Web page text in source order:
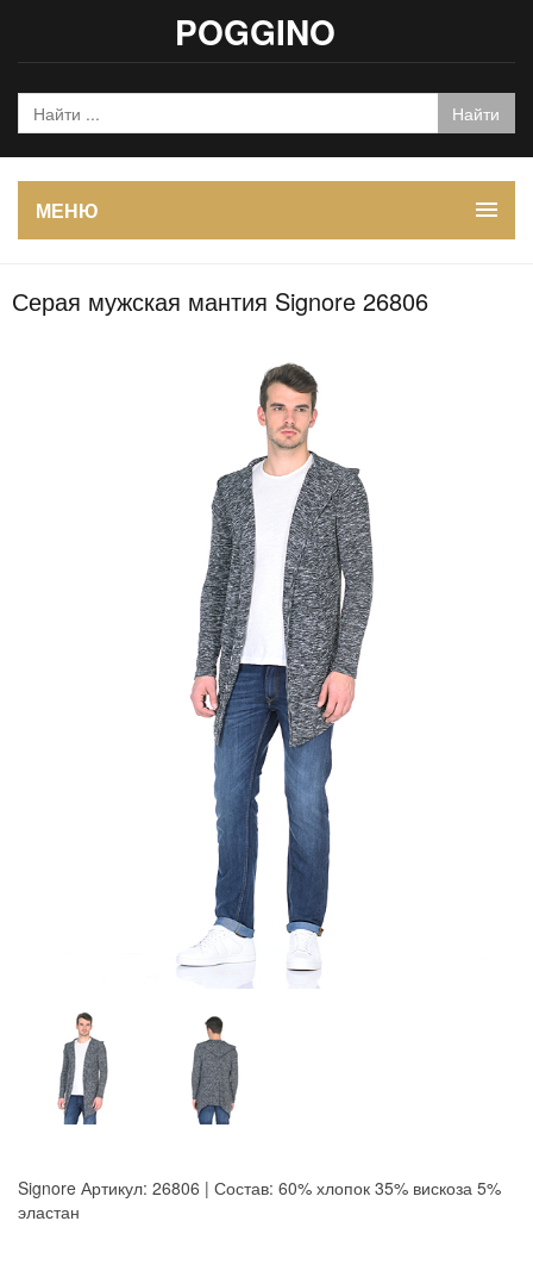
POGGINO
МЕНЮ
Серая мужская мантия Signore 26806
Signore Артикул: 26806 | Состав: 60% хлопок 35% вискоза 5%
эластан